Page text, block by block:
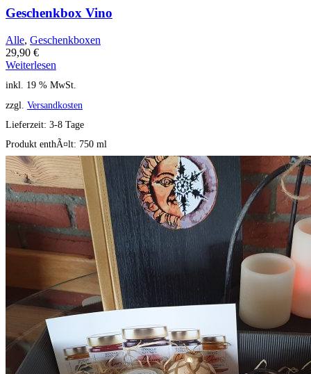
Geschenkbox Vino
Alle, Geschenkboxen
29,90 €
Weiterlesen
inkl. 19 % MwSt.
zzgl. Versandkosten
Lieferzeit: 3-8 Tage
Produkt enthÃ¤lt: 750 ml